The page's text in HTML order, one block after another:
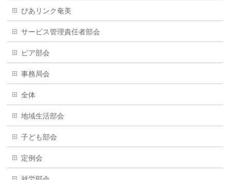
ぴあリンク奄美
サービス管理責任者部会
ピア部会
事務局会
全体
地域生活部会
子ども部会
定例会